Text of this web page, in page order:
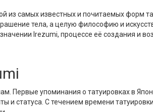
из самых известных и почитаемых форм
тела, а целую философию и
Irezumi, процессе её создания и
Первые упоминания о татуировках в
и статуса. С течением времени